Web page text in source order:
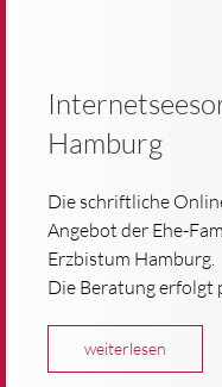
Hamburg
Die schriftliche
Angebot der Ehe-
Erzbistum Hamburg.
Die Beratung erfolgt
weiterlesen